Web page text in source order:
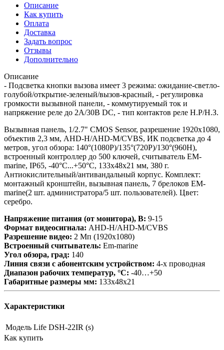
Описание
Как купить
Оплата
Доставка
Задать вопрос
Отзывы
Дополнительно
Описание
- Подсветка кнопки вызова имеет 3 режима: ожидание-светло-
голубой/открытие-зеленый/вызов-красный, - регулировка
громкости вызывной панели, - коммутируемый ток и
напряжение реле до 2А/30В DC, - тип контактов реле Н.Р/Н.З.
Вызывная панель, 1/2.7" CMOS Sensor, разрешение 1920х1080,
объектив 2,3 мм, AHD-H/AHD-M/CVBS, ИК подсветка до 4
метров, угол обзора: 140°(1080P)/135°(720P)/130°(960H),
встроенный контроллер до 500 ключей, считыватель EM-
marine, IP65, -40°C...+50°C, 133х48х21 мм, 380 г.
Антиокислительный/антивандальный корпус. Комплект:
монтажный кронштейн, вызывная панель, 7 брелоков EM-
marine(2 шт. администратора/5 шт. пользователей). Цвет:
серебро.
Напряжение питания (от монитора), В: 9-15
Формат видеосигнала: AHD-H/AHD-M/CVBS
Разрешение видео: 2 Мп (1920х1080)
Встроенный считыватель: Em-marine
Угол обзора, град: 140
Линия связи с абонентским устройством: 4-х проводная
Диапазон рабочих температур, °С: -40…+50
Габаритные размеры мм: 133х48х21
Характеристики
Модель Life DSH-22IR (s)
Как купить